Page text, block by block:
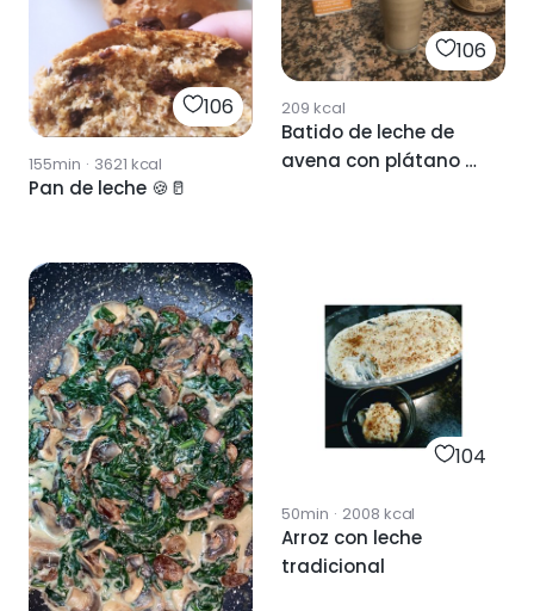
106
155min · 3621 kcal
Pan de leche 🍪🥛
106
209 kcal
Batido de leche de
avena con plátano y
104
50min · 2008 kcal
Arroz con leche
tradicional